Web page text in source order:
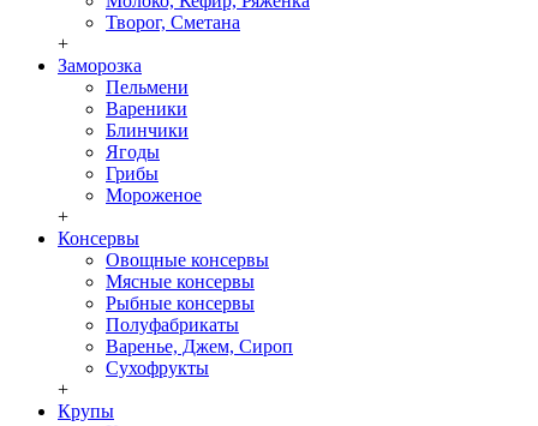
Творог, Сметана
+
Заморозка
Пельмени
Вареники
Блинчики
Ягоды
Грибы
Мороженое
+
Консервы
Овощные консервы
Мясные консервы
Рыбные консервы
Полуфабрикаты
Варенье, Джем, Сироп
Сухофрукты
+
Крупы